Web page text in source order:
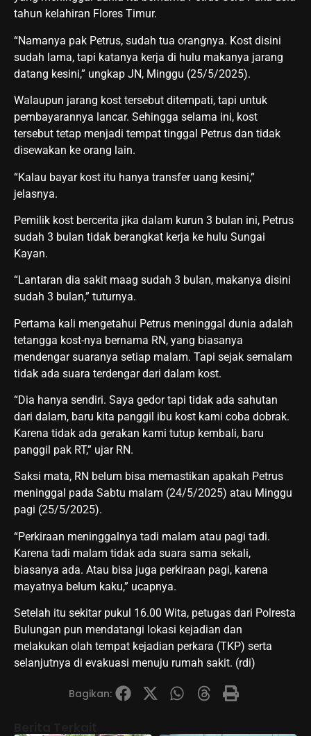
tahun kelahiran Flores Timur.
“Namanya pak Petrus, sudah tua orangnya. Kost disini
sudah lama, tapi katanya kerja di hulu makanya jarang
datang kesini,” ungkap JN, Minggu (25/5/2025).
Walaupun jarang kost tersebut ditempati, tapi untuk
pembayarannya lancar. Sehingga selama ini, kost
tersebut tetap menjadi tempat tinggal Petrus dan tidak
disewakan ke orang lain.
“Kalau bayar kost itu hanya transfer uang kesini,”
jelasnya.
Pemilik kost bercerita jika dalam kurun 3 bulan ini, Petrus
sudah 3 bulan tidak berangkat kerja ke hulu Sungai
Kayan.
“Lantaran dia sakit maag sudah 3 bulan, makanya disini
sudah 3 bulan,” tuturnya.
Pertama kali mengetahui Petrus meninggal dunia adalah
tetangga kost-nya bernama RN, yang biasanya
mendengar suaranya setiap malam. Tapi sejak semalam
tidak ada suara terdengar dari dalam kost.
“Dia hanya sendiri. Saya gedor tapi tidak ada sahutan
dari dalam, baru kita panggil ibu kost kami coba dobrak.
Karena tidak ada gerakan kami tutup kembali, baru
panggil pak RT,” ujar RN.
Saksi mata, RN belum bisa memastikan apakah Petrus
meninggal pada Sabtu malam (24/5/2025) atau Minggu
pagi (25/5/2025).
“Perkiraan meninggalnya tadi malam atau pagi tadi.
Karena tadi malam tidak ada suara sama sekali,
biasanya ada. Atau bisa juga perkiraan pagi, karena
mayatnya belum kaku,” ucapnya.
Setelah itu sekitar pukul 16.00 Wita, petugas dari Polresta
Bulungan pun mendatangi lokasi kejadian dan
melakukan olah tempat kejadian perkara (TKP) serta
selanjutnya di evakuasi menuju rumah sakit. (rdi)
Bagikan: